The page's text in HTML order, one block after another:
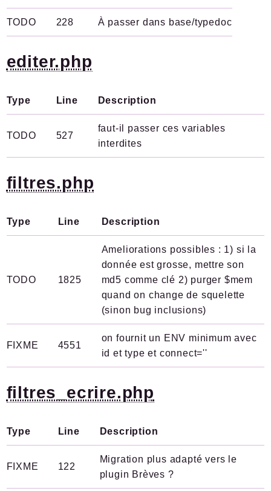
TODO 228 À passer dans base/typedoc
editer.php
Type Line Description
TODO 527
faut-il passer ces variables
interdites
filtres.php
Type Line Description
TODO 1825
Ameliorations possibles : 1) si la
donnée est grosse, mettre son
md5 comme clé 2) purger $mem
quand on change de squelette
(sinon bug inclusions)
FIXME 4551
on fournit un ENV minimum avec
id et type et connect=''
filtres_ecrire.php
Type Line Description
FIXME 122
Migration plus adapté vers le
plugin Brèves ?